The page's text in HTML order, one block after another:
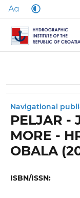
Navigational
PELJAR -
MORE -
OBALA
ISBN/ISSN: